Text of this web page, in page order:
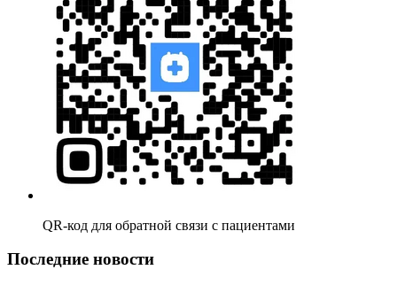
QR-код для обратной связи с пациентами
Последние новости